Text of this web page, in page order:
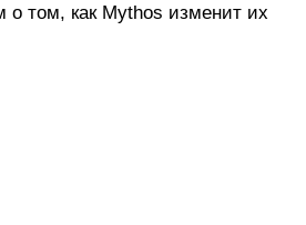
о том, как Mythos изменит их